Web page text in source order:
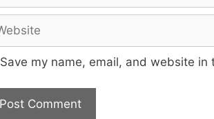
Save my name, email, and website